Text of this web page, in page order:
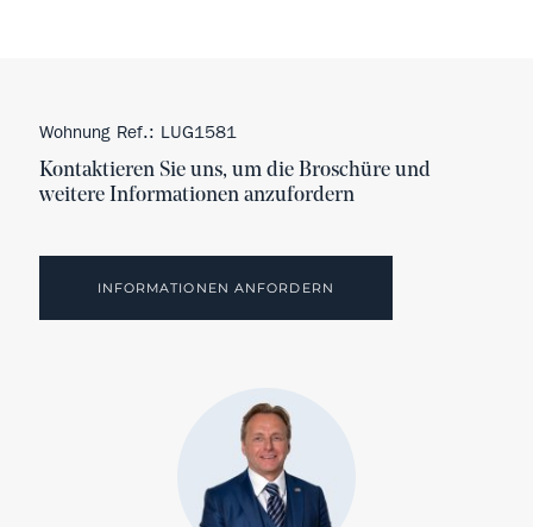
Wohnung Ref.: LUG1581
Kontaktieren Sie uns, um die Broschüre und
weitere Informationen anzufordern
INFORMATIONEN ANFORDERN